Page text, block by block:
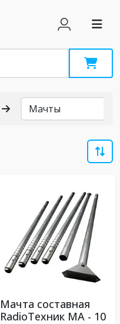
Мачта составная
RadioТехник МА - 10